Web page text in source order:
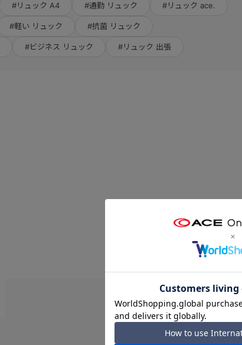
#リュック A4 #通勤 リュック #リュック ace.
#軽い リュック #抗菌 リュック
#ビジネス リュック #リュック 出張